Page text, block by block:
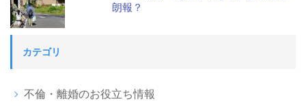
朗報？
カテゴリ
不倫・離婚のお役立ち情報